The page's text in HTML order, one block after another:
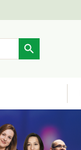
Search Button